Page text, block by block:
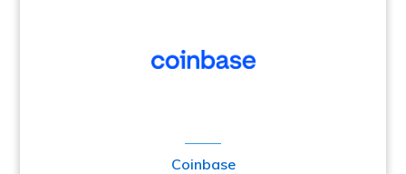
Coinbase